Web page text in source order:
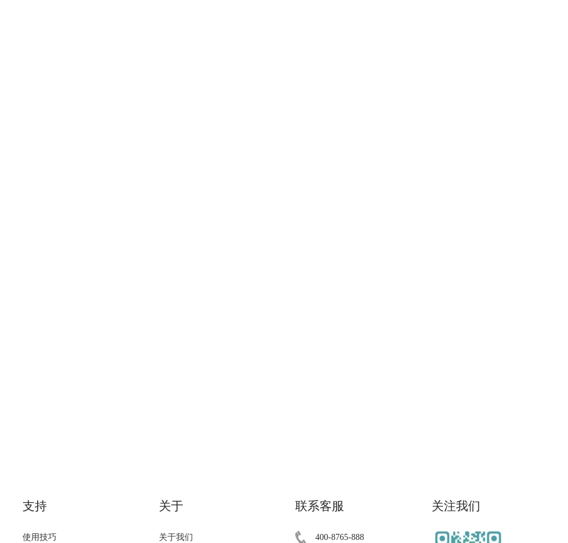
支持
使用技巧
关于
关于我们
联系客服
400-8765-888
关注我们